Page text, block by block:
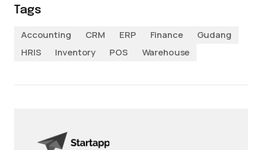
Tags
Accounting
CRM ERP Finance
Gudang
HRIS
Inventory POS Warehouse